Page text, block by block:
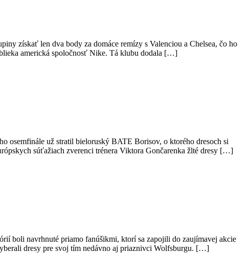
získať len dva body za domáce remízy s Valenciou a Chelsea, čo ho
americká spoločnosť Nike. Tá klubu dodala […]
osemfinále už stratil bieloruský BATE Borisov, o ktorého dresoch si
súťažiach zverenci trénera Viktora Gončarenka žlté dresy […]
boli navrhnuté priamo fanúšikmi, ktorí sa zapojili do zaujímavej akcie
dresy pre svoj tím nedávno aj priaznivci Wolfsburgu. […]